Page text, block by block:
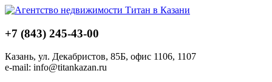
+7 (843) 245-43-00
Казань, ул. Декабристов, 85Б, офис 1106, 1107
e-mail: info@titankazan.ru